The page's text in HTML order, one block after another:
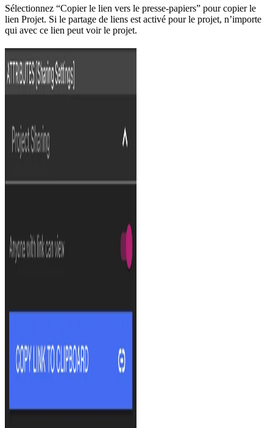
Sélectionnez “Copier le lien vers le presse-papiers” pour copier le
lien Projet. Si le partage de liens est activé pour le projet, n’importe
qui avec ce lien peut voir le projet.